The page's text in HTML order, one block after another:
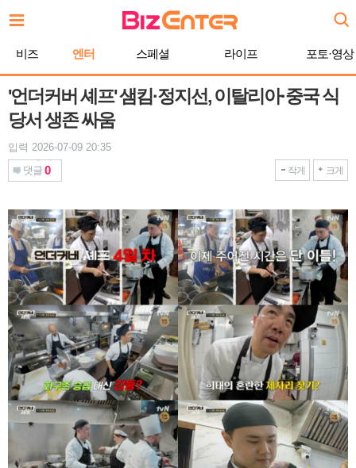
문
비즈 엔터 스페셜 라이프 포토·영상
'언더커버 셰프' 샘킴·정지선, 이탈리아·중국 식
당서 생존 싸움
입력 2026-07-09 20:35
댓글 0 작게 크게